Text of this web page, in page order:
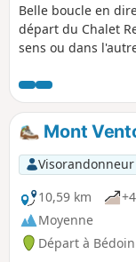
Belle boucle en
départ du Chalet
sens ou dans
raquette quand les
Mont
Visorandonneur
10,59 km
Moyenne
Départ à